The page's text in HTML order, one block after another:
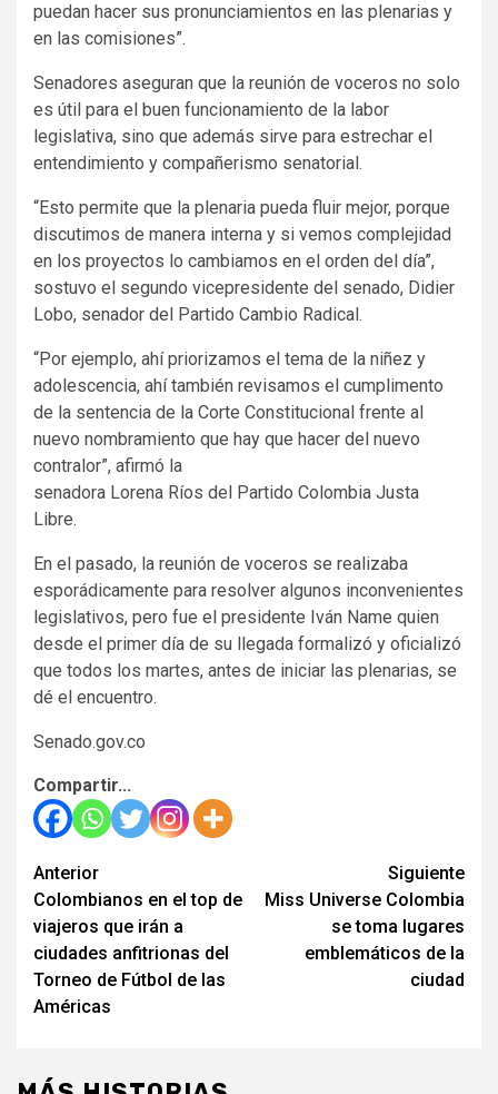
puedan hacer sus pronunciamientos en las plenarias y
en las comisiones”.
Senadores aseguran que la reunión de voceros no solo
es útil para el buen funcionamiento de la labor
legislativa, sino que además sirve para estrechar el
entendimiento y compañerismo senatorial.
“Esto permite que la plenaria pueda fluir mejor, porque
discutimos de manera interna y si vemos complejidad
en los proyectos lo cambiamos en el orden del día”,
sostuvo el segundo vicepresidente del senado, Didier
Lobo, senador del Partido Cambio Radical.
“Por ejemplo, ahí priorizamos el tema de la niñez y
adolescencia, ahí también revisamos el cumplimento
de la sentencia de la Corte Constitucional frente al
nuevo nombramiento que hay que hacer del nuevo
contralor”, afirmó la
senadora Lorena Ríos del Partido Colombia Justa
Libre.
En el pasado, la reunión de voceros se realizaba
esporádicamente para resolver algunos inconvenientes
legislativos, pero fue el presidente Iván Name quien
desde el primer día de su llegada formalizó y oficializó
que todos los martes, antes de iniciar las plenarias, se
dé el encuentro.
Senado.gov.co
Compartir...
Seguir
leyendo
Anterior
Colombianos en el top de
viajeros que irán a
ciudades anfitrionas del
Torneo de Fútbol de las
Américas
Siguiente
Miss Universe Colombia
se toma lugares
emblemáticos de la
ciudad